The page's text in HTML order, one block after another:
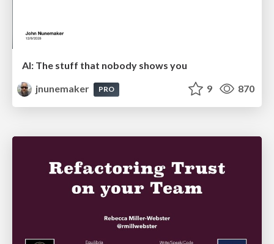
AI: The stuff that nobody shows you
jnunemaker
PRO 9 870